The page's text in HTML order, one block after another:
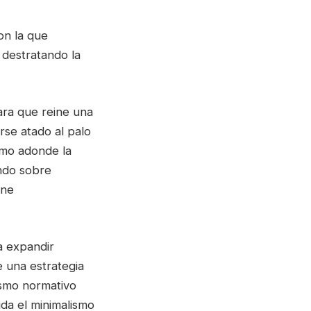
la que
la
que reine una
atado al palo
adonde la
sobre
expandir
una estrategia
normativo
el minimalismo